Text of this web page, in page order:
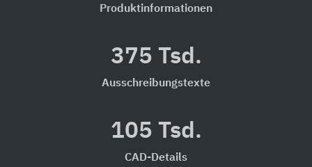
Produktinformationen
375 Tsd.
Ausschreibungstexte
105 Tsd.
CAD-Details